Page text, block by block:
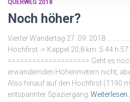
QUERWEG 2018
Noch höher?
Vierter Wandertag 27. 09. 2018
Hochfirst -> Kappel 20,8 km. 5:44 h
==================== Geht es
erwandernden Höhenmetern nicht,
Also hinauf auf den Hochfirst (1190
entspannter Spaziergang Weiterlesen…